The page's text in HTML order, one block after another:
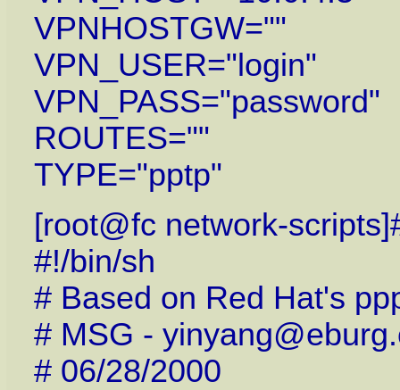
VPNHOSTGW=""
VPN_USER="login"
VPN_PASS="password"
ROUTES=""
TYPE="pptp"
[root@fc network-
#!/bin/sh
# Based on Red Hat's
# MSG -
# 06/28/2000